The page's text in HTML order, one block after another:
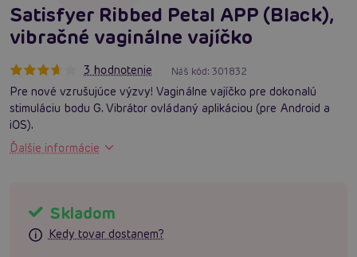
Satisfyer Ribbed Petal APP (Black),
vibračné vaginálne vajíčko
3 hodnotenie Náš kód:301832
Pre nové vzrušujúce výzvy! Vaginálne vajíčko pre dokonalú
stimuláciu bodu G. Vibrátor ovládaný aplikáciou (pre Android a
iOS).
Ďalšie informácie
Skladom
Kedy tovar dostanem?